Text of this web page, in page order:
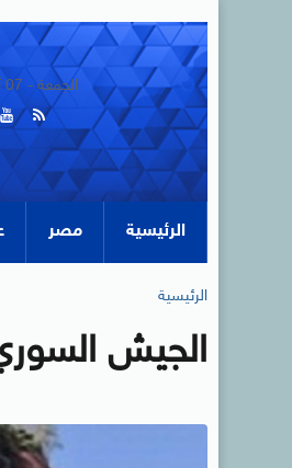
الجمعة - 07 أغسطس 2026
الرئيسية مصر
الرئيسية
الجيش